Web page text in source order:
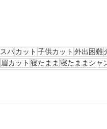
パカット 子供カット 外出困難
眉カット 寝たまま 寝たままシャ